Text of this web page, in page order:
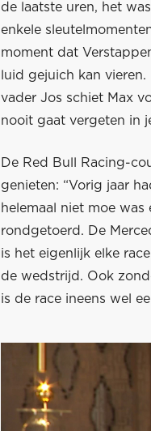
de laatste uren, het
enkele
moment dat
luid gejuich kan
vader Jos schiet Max
nooit gaat vergeten in
De Red Bull Racing-
genieten: “Vorig jaar
helemaal niet moe
rondgetoerd. De
is het eigenlijk elke
de wedstrijd. Ook
is de race ineens wel